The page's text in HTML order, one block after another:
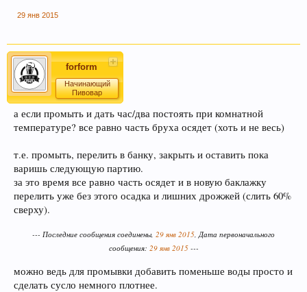
Этот сайт использует файлы cookie. Продолжая
пользоваться данным сайтом, Вы соглашаетесь
на использование нами Ваших файлов cookie.
29 янв 2015
forform
Начинающий
Пивовар
а если промыть и дать час/два постоять при комнатной
температуре? все равно часть бруха осядет (хоть и не весь)
т.е. промыть, перелить в банку, закрыть и оставить пока
варишь следующую партию.
за это время все равно часть осядет и в новую баклажку
перелить уже без этого осадка и лишних дрожжей (слить 60%
сверху).
--- Последние сообщения соединены, 29 янв 2015 , Дата первоначального
сообщения: 29 янв 2015---
можно ведь для промывки добавить поменьше воды просто и
сделать сусло немного плотнее.